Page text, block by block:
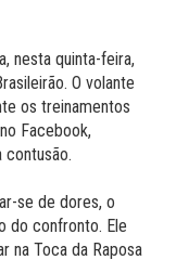
nesta quinta-feira,
O volante
os treinamentos
Facebook,
se de dores, o
do confronto. Ele
na Toca da Raposa